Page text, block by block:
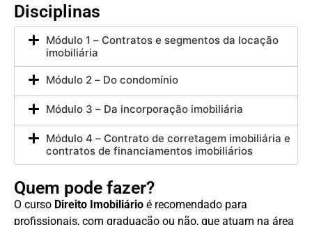
Disciplinas
Módulo 1 – Contratos e segmentos da locação
imobiliária
Módulo 2 – Do condomínio
Módulo 3 – Da incorporação imobiliária
Módulo 4 – Contrato de corretagem imobiliária e
contratos de financiamentos imobiliários
Quem pode fazer?
O curso Direito Imobiliário é recomendado para
profissionais, com graduação ou não, que atuam na área